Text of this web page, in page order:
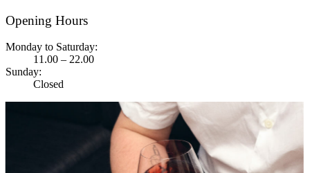
Opening Hours
Monday to Saturday:
11.00 – 22.00
Sunday:
Closed